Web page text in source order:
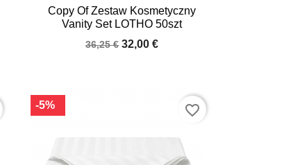
Copy Of Zestaw Kosmetyczny
Vanity Set LOTHO 50szt
36,25 € 32,00 €
Quick view
-5% favorite_border